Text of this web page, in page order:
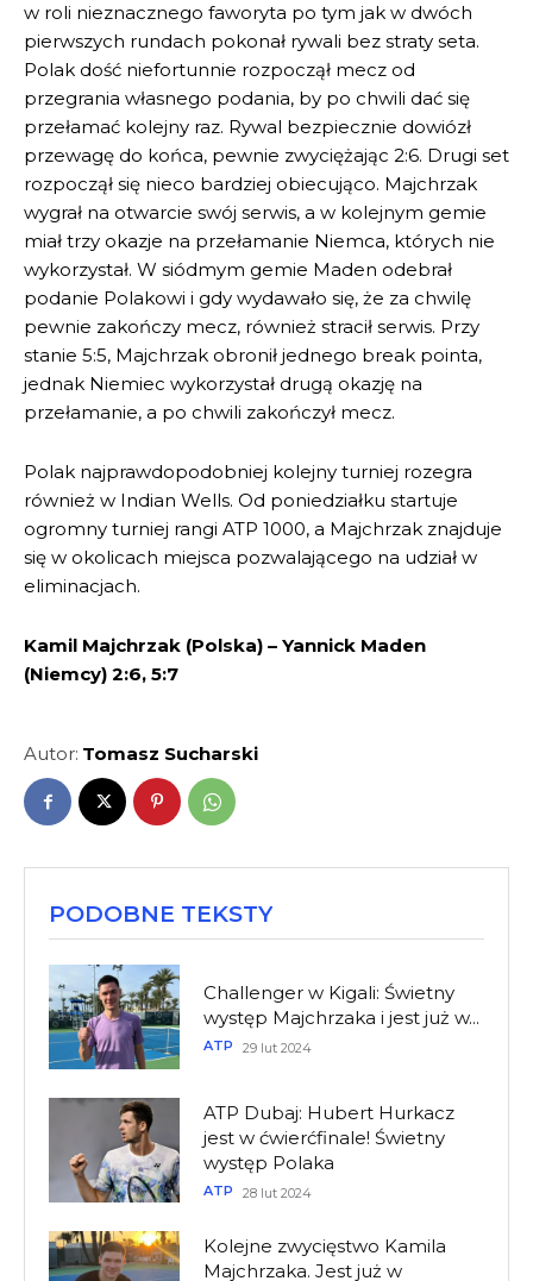
w roli nieznacznego faworyta po tym jak w dwóch
pierwszych rundach pokonał rywali bez straty seta.
Polak dość niefortunnie rozpoczął mecz od
przegrania własnego podania, by po chwili dać się
przełamać kolejny raz. Rywal bezpiecznie dowiózł
przewagę do końca, pewnie zwyciężając 2:6. Drugi set
rozpoczął się nieco bardziej obiecująco. Majchrzak
wygrał na otwarcie swój serwis, a w kolejnym gemie
miał trzy okazje na przełamanie Niemca, których nie
wykorzystał. W siódmym gemie Maden odebrał
podanie Polakowi i gdy wydawało się, że za chwilę
pewnie zakończy mecz, również stracił serwis. Przy
stanie 5:5, Majchrzak obronił jednego break pointa,
jednak Niemiec wykorzystał drugą okazję na
przełamanie, a po chwili zakończył mecz.
Polak najprawdopodobniej kolejny turniej rozegra
również w Indian Wells. Od poniedziałku startuje
ogromny turniej rangi ATP 1000, a Majchrzak znajduje
się w okolicach miejsca pozwalającego na udział w
eliminacjach.
Kamil Majchrzak (Polska) – Yannick Maden
(Niemcy) 2:6, 5:7
Autor: Tomasz Sucharski
PODOBNE TEKSTY
Challenger w Kigali: Świetny
występ Majchrzaka i jest już w...
ATP 29 lut 2024
ATP Dubaj: Hubert Hurkacz
jest w ćwierćfinale! Świetny
występ Polaka
ATP 28 lut 2024
Kolejne zwycięstwo Kamila
Majchrzaka. Jest już w